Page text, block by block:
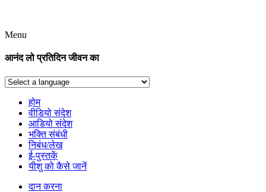
Menu
आनंद लो प्रतिदिन जीवन का
होम
वीडियो संदेश
आडियो संदेश
भक्ति संबंधी
निबंध/लेख
ई-पुस्तकें
यीशु को कैसे जानें
दान करना